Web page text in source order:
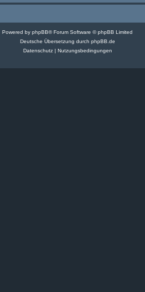
Powered by phpBB® Forum Software © phpBB Limited
Deutsche Übersetzung durch phpBB.de
Datenschutz| Nutzungsbedingungen